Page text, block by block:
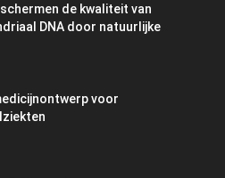
de kwaliteit van
DNA door natuurlijke
voor